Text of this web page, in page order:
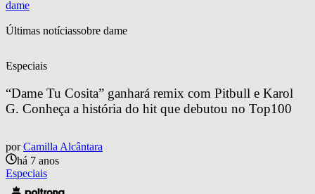
dame
Últimas notíciassobre dame
Especiais
“Dame Tu Cosita” ganhará remix com Pitbull e Karol
G. Conheça a história do hit que debutou no Top100
por Camilla Alcântara
há 7 anos
Especiais